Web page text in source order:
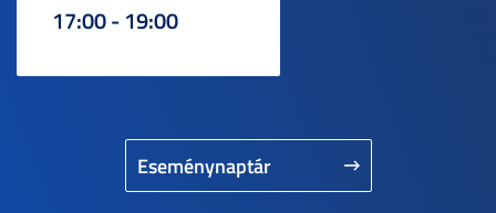
Eseménynaptár
17:00 - 19:00